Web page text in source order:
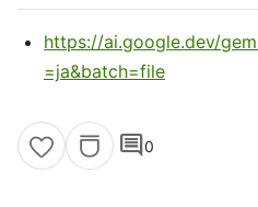
https://ai.google.dev/
=ja&batch=file
comment0